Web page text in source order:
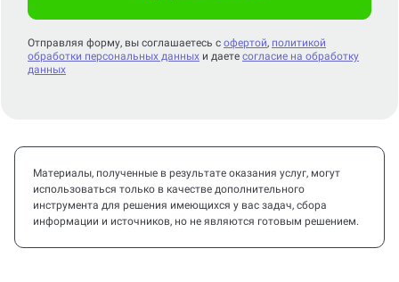
Отправляя форму, вы соглашаетесь с офертой, политикой
обработки персональных данных и даете согласие на обработку
данных
Материалы, полученные в результате оказания услуг, могут
использоваться только в качестве дополнительного
инструмента для решения имеющихся у вас задач, сбора
информации и источников, но не являются готовым решением.